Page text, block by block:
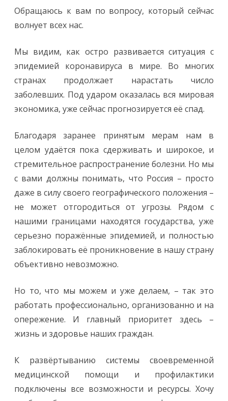
Обращаюсь к вам по вопросу, который сейчас
волнует всех нас.
Мы видим, как остро развивается ситуация с
эпидемией коронавируса в мире. Во многих
странах продолжает нарастать число
заболевших. Под ударом оказалась вся мировая
экономика, уже сейчас прогнозируется её спад.
Благодаря заранее принятым мерам нам в
целом удаётся пока сдерживать и широкое, и
стремительное распространение болезни. Но мы
с вами должны понимать, что Россия – просто
даже в силу своего географического положения –
не может отгородиться от угрозы. Рядом с
нашими границами находятся государства, уже
серьезно поражённые эпидемией, и полностью
заблокировать её проникновение в нашу страну
объективно невозможно.
Но то, что мы можем и уже делаем, – так это
работать профессионально, организованно и на
опережение. И главный приоритет здесь –
жизнь и здоровье наших граждан.
К развёртыванию системы своевременной
медицинской помощи и профилактики
подключены все возможности и ресурсы. Хочу